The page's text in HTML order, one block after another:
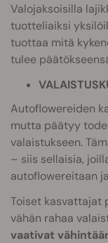
Valojaksoisilla
tuotteliaiksi
tuottaa mitä
tulee
Autoflowereiden
mutta päätyy
valaistukseen.
– siis sellaisia,
autoflowereitaan
Toiset kasvattajat
vähän rahaa
vaativat